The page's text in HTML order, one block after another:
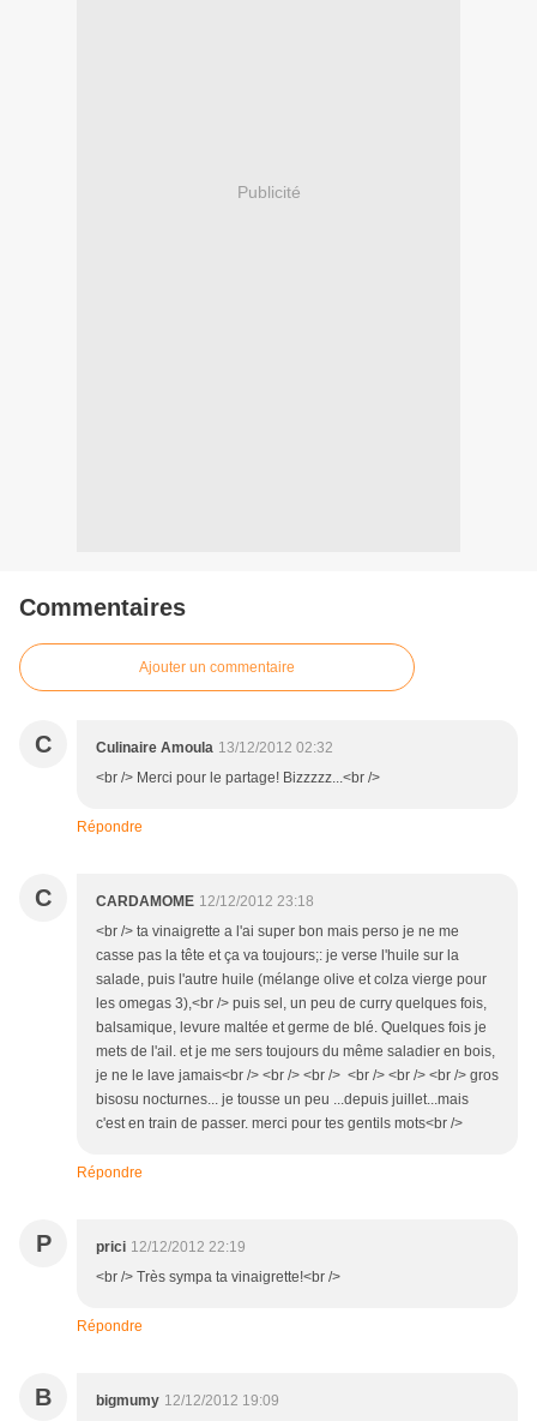
Publicité
Commentaires
Ajouter un commentaire
C Culinaire Amoula 13/12/2012 02:32
<br /> Merci pour le partage! Bizzzzz...<br />
Répondre
C CARDAMOME 12/12/2012 23:18
<br /> ta vinaigrette a l'ai super bon mais perso je ne me
casse pas la tête et ça va toujours;: je verse l'huile sur la
salade, puis l'autre huile (mélange olive et colza vierge pour
les omegas 3),<br /> puis sel, un peu de curry quelques fois,
balsamique, levure maltée et germe de blé. Quelques fois je
mets de l'ail. et je me sers toujours du même saladier en bois,
je ne le lave jamais<br /> <br /> <br /> <br /> <br /> <br /> gros
bisosu nocturnes... je tousse un peu ...depuis juillet...mais
c'est en train de passer. merci pour tes gentils mots<br />
Répondre
P prici 12/12/2012 22:19
<br /> Très sympa ta vinaigrette!<br />
Répondre
B bigmumy 12/12/2012 19:09